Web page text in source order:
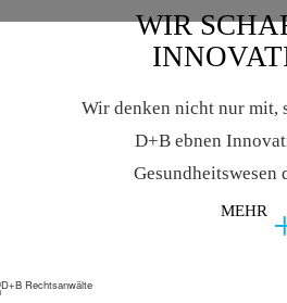
WIR
Wir denken nicht nur mit,
D+B ebnen
Gesundheitswesen
MEHR